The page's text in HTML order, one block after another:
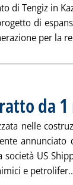
di Tengiz in
di
per la
da
nelle
US
e